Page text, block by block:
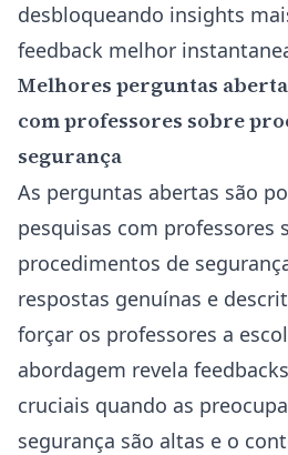
desbloqueando insights
feedback melhor
Melhores perguntas
com professores sobre
segurança
As perguntas abertas são
pesquisas com professores
procedimentos de
respostas genuínas e
forçar os professores a
abordagem revela
cruciais quando as
segurança são altas e o